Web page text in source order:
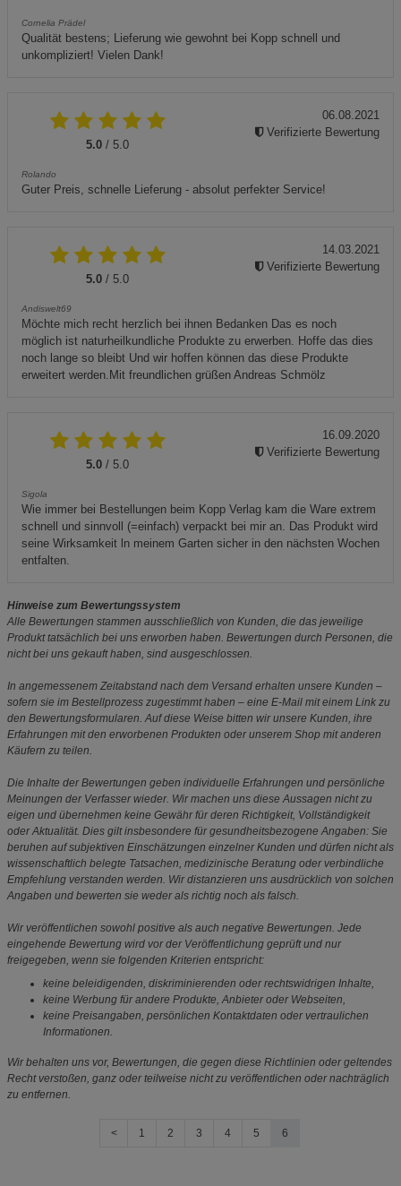
Cornelia Prädel
Qualität bestens; Lieferung wie gewohnt bei Kopp schnell und
unkompliziert! Vielen Dank!
5.0 / 5.0
Rolando
Guter Preis, schnelle Lieferung - absolut perfekter Service!
06.08.2021
Verifizierte Bewertung
5.0 / 5.0
Andiswelt69
Möchte mich recht herzlich bei ihnen Bedanken Das es noch
möglich ist naturheilkundliche Produkte zu erwerben. Hoffe das dies
noch lange so bleibt Und wir hoffen können das diese Produkte
erweitert werden.Mit freundlichen grüßen Andreas Schmölz
14.03.2021
Verifizierte Bewertung
5.0 / 5.0
Sigola
Wie immer bei Bestellungen beim Kopp Verlag kam die Ware extrem
schnell und sinnvoll (=einfach) verpackt bei mir an. Das Produkt wird
seine Wirksamkeit ln meinem Garten sicher in den nächsten Wochen
entfalten.
16.09.2020
Verifizierte Bewertung
Hinweise zum Bewertungssystem
Alle Bewertungen stammen ausschließlich von Kunden, die das jeweilige
Produkt tatsächlich bei uns erworben haben. Bewertungen durch Personen, die
nicht bei uns gekauft haben, sind ausgeschlossen.
In angemessenem Zeitabstand nach dem Versand erhalten unsere Kunden –
sofern sie im Bestellprozess zugestimmt haben – eine E-Mail mit einem Link zu
den Bewertungsformularen. Auf diese Weise bitten wir unsere Kunden, ihre
Erfahrungen mit den erworbenen Produkten oder unserem Shop mit anderen
Käufern zu teilen.
Die Inhalte der Bewertungen geben individuelle Erfahrungen und persönliche
Meinungen der Verfasser wieder. Wir machen uns diese Aussagen nicht zu
eigen und übernehmen keine Gewähr für deren Richtigkeit, Vollständigkeit
oder Aktualität. Dies gilt insbesondere für gesundheitsbezogene Angaben: Sie
beruhen auf subjektiven Einschätzungen einzelner Kunden und dürfen nicht als
wissenschaftlich belegte Tatsachen, medizinische Beratung oder verbindliche
Empfehlung verstanden werden. Wir distanzieren uns ausdrücklich von solchen
Angaben und bewerten sie weder als richtig noch als falsch.
Wir veröffentlichen sowohl positive als auch negative Bewertungen. Jede
eingehende Bewertung wird vor der Veröffentlichung geprüft und nur
freigegeben, wenn sie folgenden Kriterien entspricht:
keine beleidigenden, diskriminierenden oder rechtswidrigen Inhalte,
keine Werbung für andere Produkte, Anbieter oder Webseiten,
keine Preisangaben, persönlichen Kontaktdaten oder vertraulichen
Informationen.
Wir behalten uns vor, Bewertungen, die gegen diese Richtlinien oder geltendes
Recht verstoßen, ganz oder teilweise nicht zu veröffentlichen oder nachträglich
zu entfernen.
< 1 2 3 4 5 6